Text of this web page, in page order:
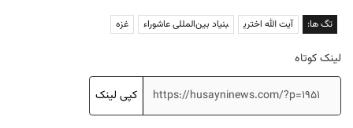
تگ ها: آیت الله اختری بنیاد بین‌المللی عاشوراء غزه
لینک کوتاه
کپی لینک